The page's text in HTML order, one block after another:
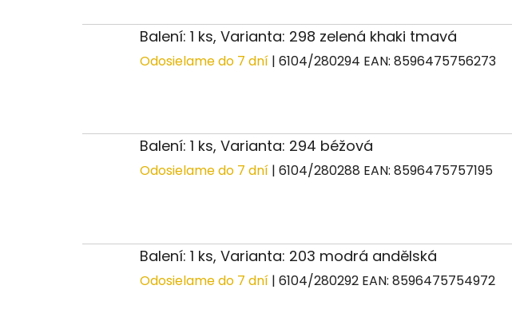
Balení: 1 ks, Varianta: 298 zelená khaki tmavá
Odosielame do 7 dní | 6104/280294 EAN: 8596475756273
Balení: 1 ks, Varianta: 294 béžová
Odosielame do 7 dní | 6104/280288 EAN: 8596475757195
Balení: 1 ks, Varianta: 203 modrá andělská
Odosielame do 7 dní | 6104/280292 EAN: 8596475754972